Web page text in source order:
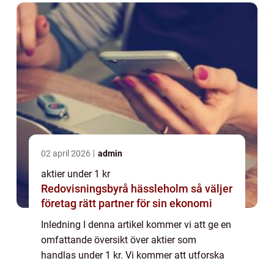
02 april 2026 admin
aktier under 1 kr
Redovisningsbyrå hässleholm så väljer
företag rätt partner för sin ekonomi
Inledning I denna artikel kommer vi att ge en
omfattande översikt över aktier som
handlas under 1 kr. Vi kommer att utforska